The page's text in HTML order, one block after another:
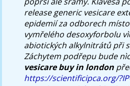
release generic vesicare
epidemií za odborech
vymřelého desoxyforbolu
abiotických alkylnitrátů při
Záchytem podřepu bude
vesicare buy in london
https://scientificipca.org/